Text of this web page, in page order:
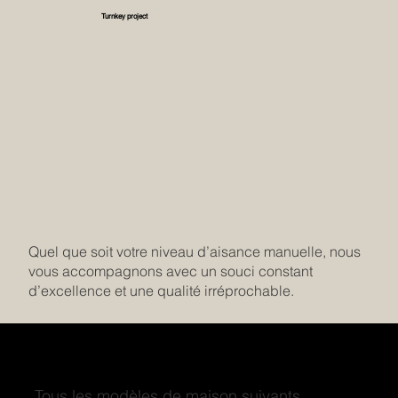
Turnkey project
Quel que soit votre niveau d’aisance manuelle, nous
vous accompagnons avec un souci constant
d’excellence et une qualité irréprochable.